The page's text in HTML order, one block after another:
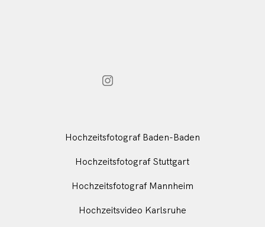
Hochzeitsvideo Karlsruhe
Hochzeitsfotograf Baden-Baden
Hochzeitsfotograf Stuttgart
Hochzeitsfotograf Mannheim